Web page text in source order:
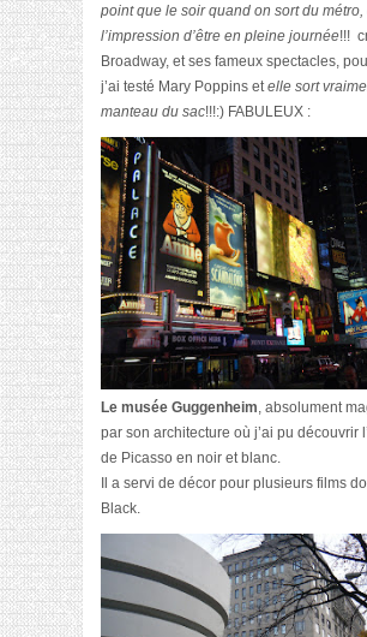
point que le soir quand on sort du métro,
l’impression d’être en pleine journée!!!
Broadway, et ses fameux spectacles,
j’ai testé Mary Poppins et elle sort
manteau du sac!!!:) FABULEUX :
Le musée Guggenheim , absolument
par son architecture où j’ai pu découvrir
de Picasso en noir et blanc.
Il a servi de décor pour plusieurs films
Black.